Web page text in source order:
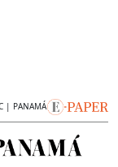
| PANAMÁ